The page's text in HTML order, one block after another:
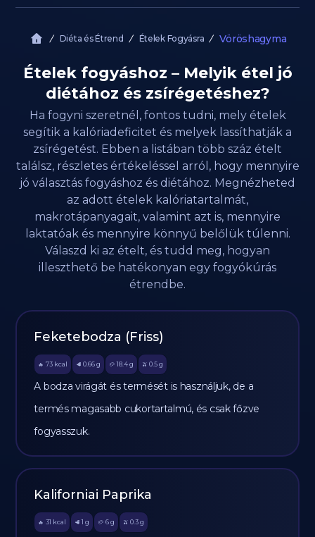
Diéta és Étrend Ételek Fogyásra Vöröshagyma
Ételek fogyáshoz – Melyik étel jó
diétához és zsírégetéshez?
Ha fogyni szeretnél, fontos tudni, mely ételek
segítik a kalóriadeficitet és melyek lassíthatják a
zsírégetést. Ebben a listában több száz ételt
találsz, részletes értékeléssel arról, hogy mennyire
jó választás fogyáshoz és diétához. Megnézheted
az adott ételek kalóriatartalmát,
makrotápanyagait, valamint azt is, mennyire
laktatóak és mennyire könnyű belőlük túlenni.
Válaszd ki az ételt, és tudd meg, hogyan
illeszthető be hatékonyan egy fogyókúrás
étrendbe.
Feketebodza (Friss)
🔥 73 kcal 🥩 0.66 g 🥔 18.4g 🫒 0.5 g
A bodza virágát és termését is használjuk, de a
termés magasabb cukortartalmú, és csak főzve
fogyasszuk.
Kaliforniai Paprika
🔥 31 kcal 🥩 1 g 🥔 6g 🫒 0.3 g